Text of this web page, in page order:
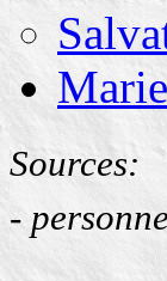
Sources:
-